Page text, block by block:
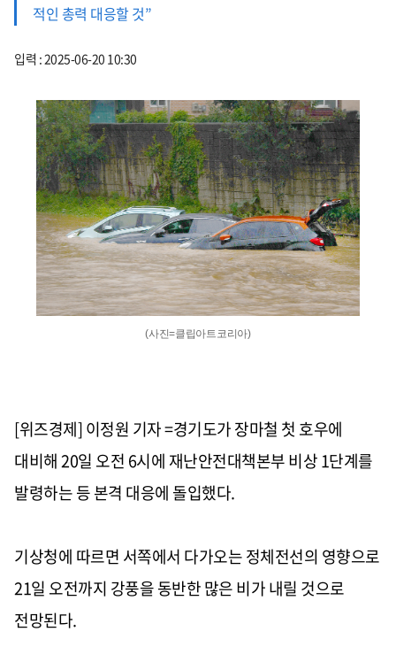
적인 총력 대응할 것”
입력 : 2025-06-20 10:30
(사진=클립아트코리아)
[위즈경제] 이정원 기자 =경기도가 장마철 첫 호우에
대비해20일 오전 6시에 재난안전대책본부 비상1단계를
발령하는 등 본격 대응에 돌입했다.
기상청에 따르면 서쪽에서 다가오는 정체전선의 영향으로
21일 오전까지 강풍을 동반한 많은 비가 내릴 것으로
전망된다.